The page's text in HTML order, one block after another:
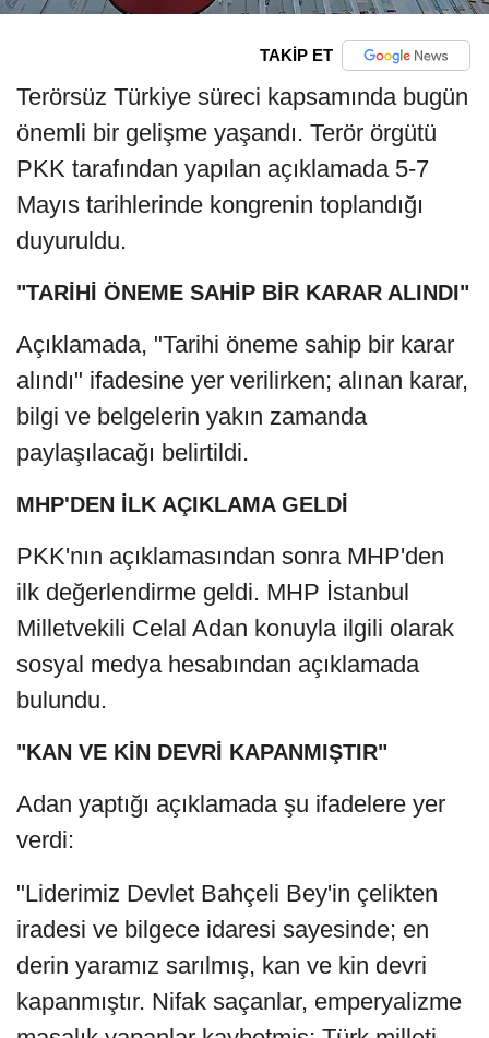
TAKİP ET
Terörsüz Türkiye süreci kapsamında bugün
önemli bir gelişme yaşandı. Terör örgütü
PKK tarafından yapılan açıklamada 5-7
Mayıs tarihlerinde kongrenin toplandığı
duyuruldu.
"TARİHİ ÖNEME SAHİP BİR KARAR ALINDI"
Açıklamada, "Tarihi öneme sahip bir karar
alındı" ifadesine yer verilirken; alınan karar,
bilgi ve belgelerin yakın zamanda
paylaşılacağı belirtildi.
MHP'DEN İLK AÇIKLAMA GELDİ
PKK'nın açıklamasından sonra MHP'den
ilk değerlendirme geldi. MHP İstanbul
Milletvekili Celal Adan konuyla ilgili olarak
sosyal medya hesabından açıklamada
bulundu.
"KAN VE KİN DEVRİ KAPANMIŞTIR"
Adan yaptığı açıklamada şu ifadelere yer
verdi:
"Liderimiz Devlet Bahçeli Bey'in çelikten
iradesi ve bilgece idaresi sayesinde; en
derin yaramız sarılmış, kan ve kin devri
kapanmıştır. Nifak saçanlar, emperyalizme